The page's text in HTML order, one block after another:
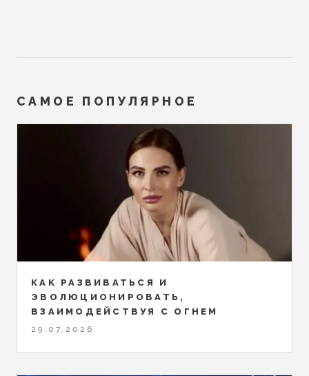
САМОЕ ПОПУЛЯРНОЕ
КАК РАЗВИВАТЬСЯ И
ЭВОЛЮЦИОНИРОВАТЬ,
ВЗАИМОДЕЙСТВУЯ С ОГНЕМ
29.07.2026